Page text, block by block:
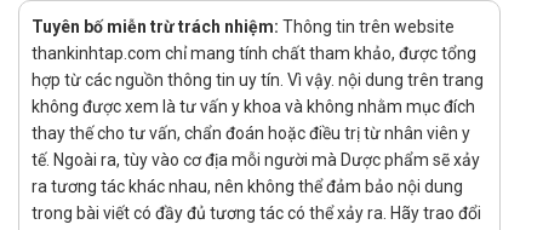
chỉnh liều thêm nữa cần dựa trên đáp ứng lâm
sàng và sự xuất hiện các tác dụng ngoại ý.
Trong các nghiên cứu lâm sàng, khoảng 5%
bệnh nhân được điều trị ở liều thấp hơn 1,5mg
dạng muối.
Trong điều trị bệnh Parkinson giai đoạn tiến
triển, liều cao hơn 1,5mg dạng muối/ngày có thể
hữu ích cho bệnh nhân khi có dự định giảm liệu
Tuyên bố miễn trừ trách nhiệm: Thông tin trên website
thankinhtap.com chỉ mang tính chất tham khảo, được tổng
hợp từ các nguồn thông tin uy tín. Vì vậy. nội dung trên trang
không được xem là tư vấn y khoa và không nhằm mục đích
thay thế cho tư vấn, chẩn đoán hoặc điều trị từ nhân viên y
tế. Ngoài ra, tùy vào cơ địa mỗi người mà Dược phẩm sẽ xảy
ra tương tác khác nhau, nên không thể đảm bảo nội dung
trong bài viết có đầy đủ tương tác có thể xảy ra. Hãy trao đổi